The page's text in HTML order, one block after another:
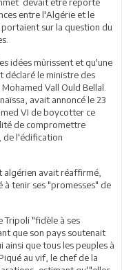
entre l'Algérie et le
sur la question du
idées mûrissent et qu'une
déclaré le ministre des
Vall Ould Bellal.
avait annoncé le 23
VI de boycotter ce
de compromettre
de l'édification
algérien avait réaffirmé,
tenir ses "promesses" de
Tripoli "fidèle à ses
que son pays soutenait
ainsi que tous les peuples à
au vif, le chef de la